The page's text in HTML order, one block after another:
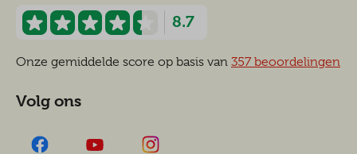
8.7
Onze gemiddelde score op basis van 357 beoordelingen
Volg ons